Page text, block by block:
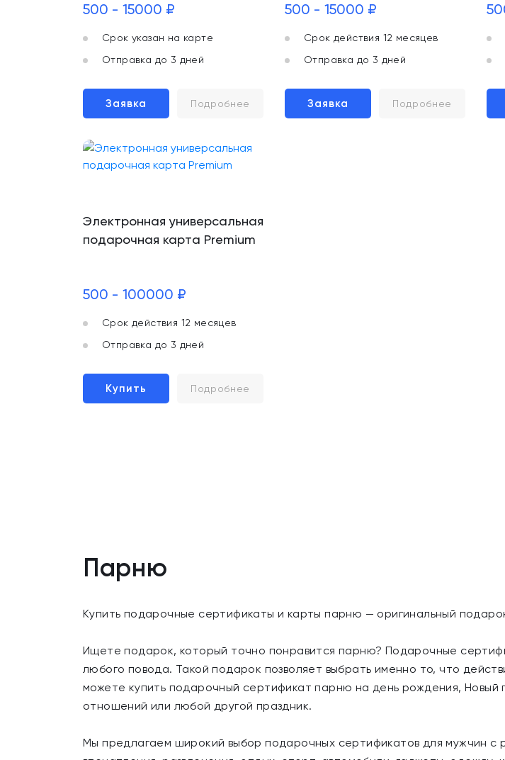
500 - 15000 ₽
Срок указан на карте
Отправка до 3 дней
Заявка Подробнее
500 - 15000 ₽
Срок действия 12 месяцев
Отправка до 3 дней
Заявка Подробнее
Электронная универсальная
подарочная карта Premium
500 - 100000 ₽
Срок действия 12 месяцев
Отправка до 3 дней
Купить Подробнее
Парню
Купить подарочные сертификаты и карты парню — оригинальный
Ищете подарок, который точно понравится парню? Подарочные
любого повода. Такой подарок позволяет выбрать именно то, что
можете купить подарочный сертификат парню на день рождения, Новый
отношений или любой другой праздник.
Мы предлагаем широкий выбор подарочных сертификатов для мужчин с